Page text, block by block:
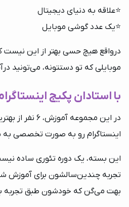
⭐️علاقه به دنیای دیجیتال
⭐️یک عدد گوشی موبایل
درواقع هیچ حسی بهتر از این نیست
موبایلی که تو دستتونه، می‌تونید
با استادان پکیج
در این مجموعه
اینستاگرام رو به صورت تخصصی
این بسته، یک دوره تئوری ساده
تجربه چندین‌سالشون برای آموزش
بهت می‌گن که خودشون طبق تجربه